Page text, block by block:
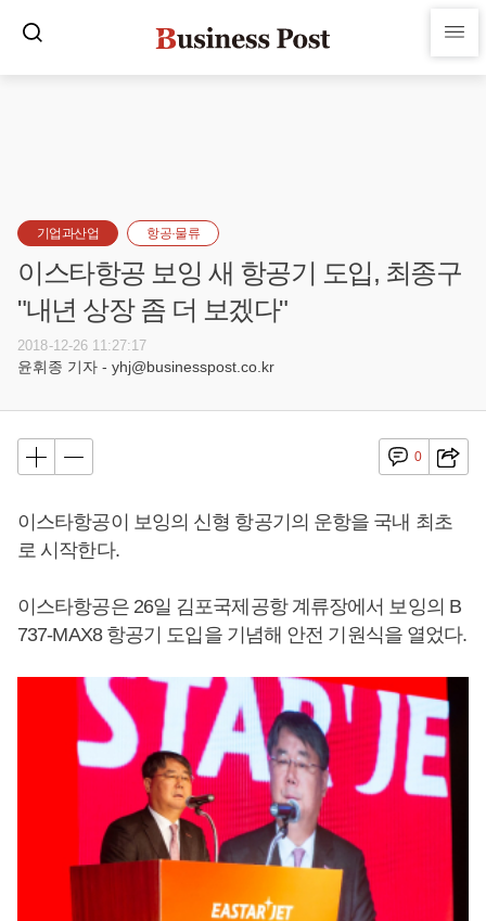
기업과산업 항공·물류
이스타항공 보잉 새 항공기 도입, 최종구
"내년 상장 좀 더 보겠다"
2018-12-26 11:27:17
윤휘종 기자 - yhj@businesspost.co.kr
0
이스타항공이 보잉의 신형 항공기의 운항을 국내 최초
로 시작한다.
이스타항공은 26일 김포국제공항 계류장에서 보잉의 B
737-MAX8 항공기 도입을 기념해 안전 기원식을 열었다.